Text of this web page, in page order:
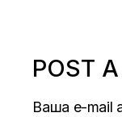
POST
Ваша e-mail